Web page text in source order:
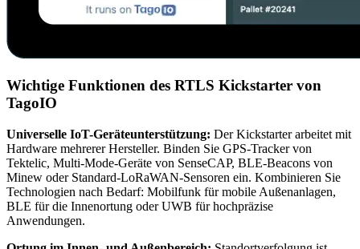
Wichtige Funktionen des RTLS Kickstarter von
TagoIO
Universelle IoT-Geräteunterstützung: Der Kickstarter arbeitet mit
Hardware mehrerer Hersteller. Binden Sie GPS-Tracker von
Tektelic, Multi-Mode-Geräte von SenseCAP, BLE-Beacons von
Minew oder Standard-LoRaWAN-Sensoren ein. Kombinieren Sie
Technologien nach Bedarf: Mobilfunk für mobile Außenanlagen,
BLE für die Innenortung oder UWB für hochpräzise
Anwendungen.